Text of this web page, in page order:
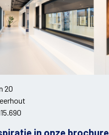
20
in onze brochure